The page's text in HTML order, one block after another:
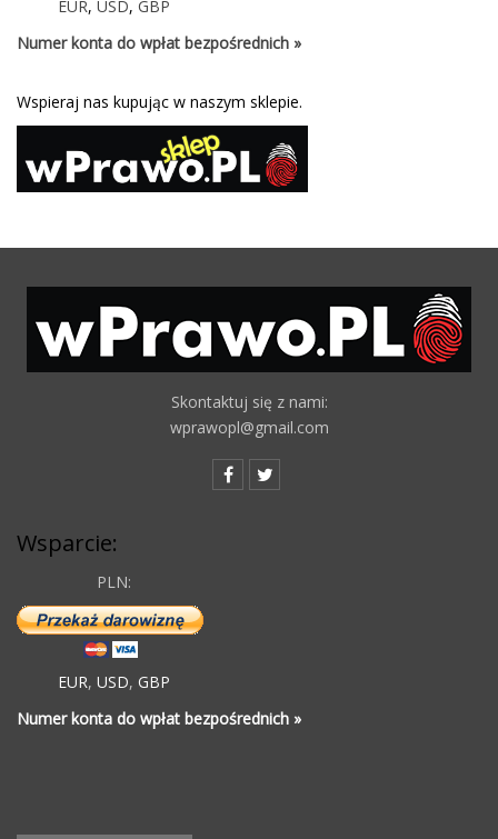
EUR, USD, GBP
Numer konta do wpłat bezpośrednich »
Wspieraj nas kupując w naszym sklepie.
Skontaktuj się z nami:
wprawopl@gmail.com
Wsparcie:
PLN:
EUR, USD, GBP
Numer konta do wpłat bezpośrednich »